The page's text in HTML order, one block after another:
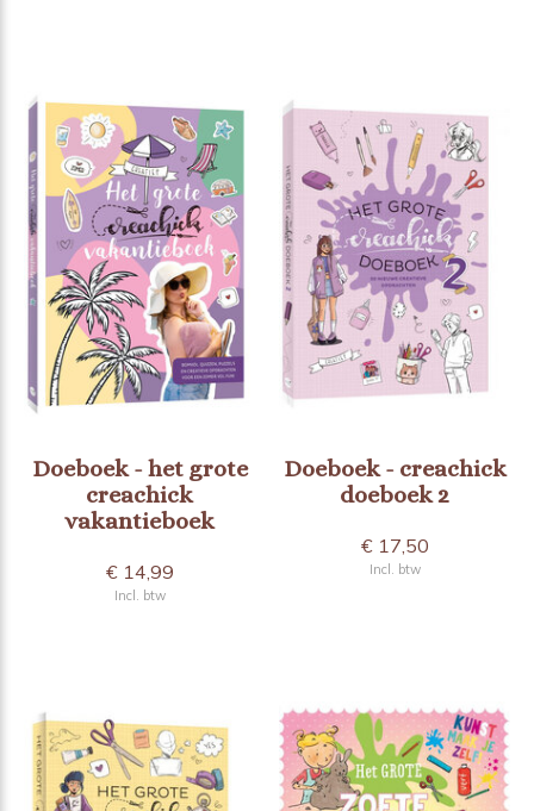
Doeboek - het grote
creachick
vakantieboek
€ 14,99
Incl. btw
Doeboek - creachick
doeboek 2
€ 17,50
Incl. btw